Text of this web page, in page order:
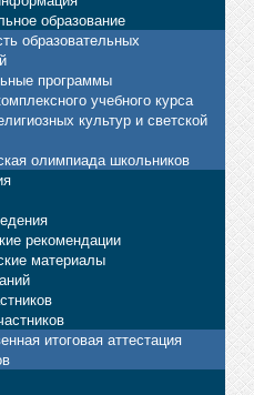
образование
образовательных
программы
учебного курса
культур и светской
олимпиада школьников
рекомендации
материалы
итоговая аттестация